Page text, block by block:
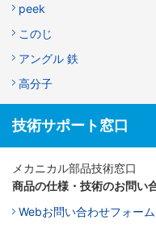
peek
このじ
アングル 鉄
高分子
技術サポート窓口
メカニカル部品技術窓口
商品の仕様・技術のお問い
Webお問い合わせフォーム